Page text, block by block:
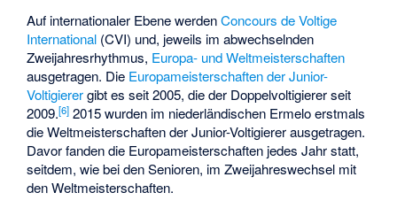
Auf internationaler Ebene werdenConcours de Voltige
International (CVI) und, jeweils im abwechselnden
Zweijahresrhythmus, Europa- und Weltmeisterschaften
ausgetragen. Die Europameisterschaften der Junior-
Voltigierergibt es seit 2005, die der Doppelvoltigierer seit
2009.[6] 2015 wurden im niederländischen Ermelo erstmals
die Weltmeisterschaften der Junior-Voltigierer ausgetragen.
Davor fanden die Europameisterschaften jedes Jahr statt,
seitdem, wie bei den Senioren, im Zweijahreswechsel mit
den Weltmeisterschaften.